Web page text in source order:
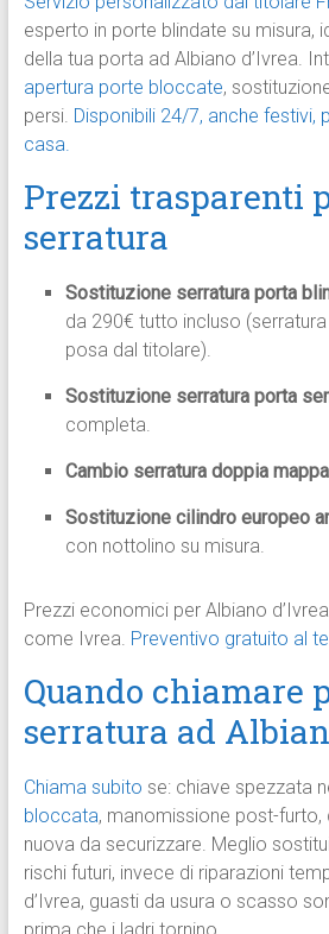
esperto in porte blindate su misura,
della tua porta ad Albiano d’Ivrea.
apertura porte bloccate,
persi. Disponibili 24/7, anche festivi,
casa.
Prezzi trasparenti
serratura
Sostituzione serratura porta
da 290€ tutto incluso
posa dal titolare).
Sostituzione serratura porta
completa.
Cambio serratura doppia mappa
Sostituzione cilindro europeo
con nottolino su misura.
Prezzi economici per Albiano
come Ivrea. Preventivo gratuito al
Quando chiamare
serratura ad
Chiama subito se: chiave spezzata
bloccata, manomissione post-furto,
nuova da securizzare. Meglio
rischi futuri, invece di riparazioni
d’Ivrea, guasti da usura o scasso